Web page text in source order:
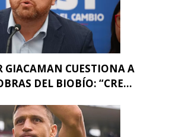
GIACAMAN CUESTIONA A
DEL BIOBÍO: “CRE...